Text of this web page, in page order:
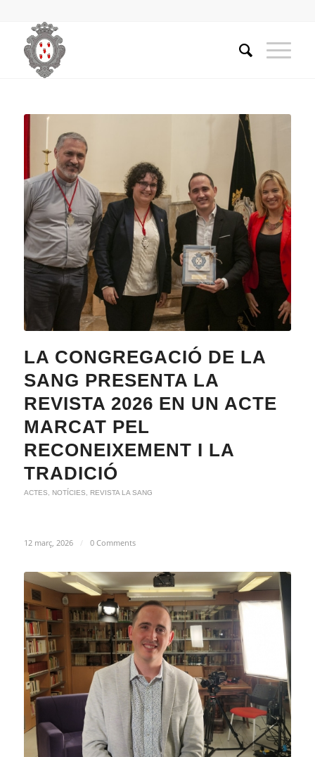
LA CONGREGACIÓ DE LA
SANG PRESENTA LA
REVISTA 2026 EN UN ACTE
MARCAT PEL
RECONEIXEMENT I LA
TRADICIÓ
ACTES NOTÍCIES REVISTA LA SANG
12 març, 2026 / 0 Comments